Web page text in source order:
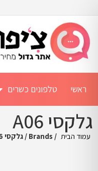
ראשי טלפונים כשרים
גלקסי A06
עמוד הבית / Brands / גלקסי A06